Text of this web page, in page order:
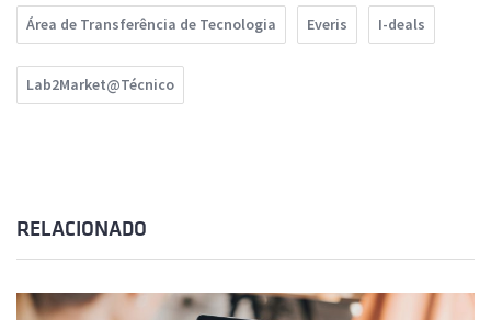
Área de Transferência de Tecnologia Everis I-deals
Lab2Market@Técnico
RELACIONADO